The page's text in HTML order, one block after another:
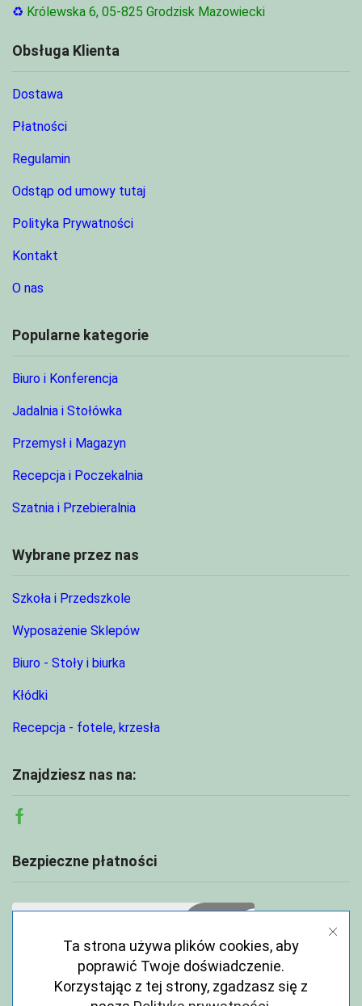
♻ Królewska 6, 05-825 Grodzisk Mazowiecki
Obsługa Klienta
Dostawa
Płatności
Regulamin
Odstąp od umowy tutaj
Polityka Prywatności
Kontakt
O nas
Popularne kategorie
Biuro i Konferencja
Jadalnia i Stołówka
Przemysł i Magazyn
Recepcja i Poczekalnia
Szatnia i Przebieralnia
Wybrane przez nas
Szkoła i Przedszkole
Wyposażenie Sklepów
Biuro - Stoły i biurka
Kłódki
Recepcja - fotele, krzesła
Znajdziesz nas na:
Facebook
Bezpieczne płatności
Ta strona używa plików cookies, aby
poprawić Twoje doświadczenie.
Korzystając z tej strony, zgadzasz się z